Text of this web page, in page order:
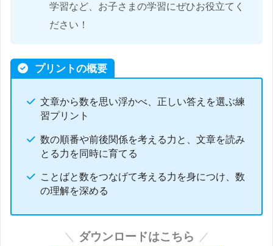
学習など、お子さまの学習にぜひお役立てく
ださい！
プリントの概要
文章から数を思い浮かべ、正しい答えを選ぶ練
習プリント
数の順番や前後関係を考える力と、文章を読み
とる力を同時に育てる
ことばと数をつなげて考える力を身につけ、数
の理解を深める
ダウンロードはこちら